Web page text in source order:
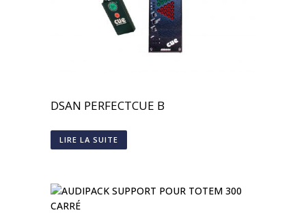
DSAN PERFECTCUE B
LIRE LA SUITE